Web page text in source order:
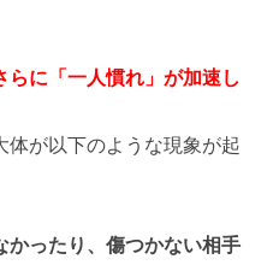
らに「一人慣れ」が加速し
体が以下のような現象が起
かったり、傷つかない相手